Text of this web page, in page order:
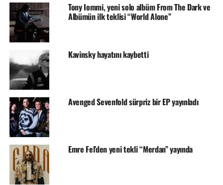
Tony Iommi, yeni solo albüm From The Dark ve
Albümün ilk teklisi “World Alone”
Kavinsky hayatını kaybetti
Avenged Sevenfold sürpriz bir EP yayınladı
Emre Fel’den yeni tekli “Merdan” yayında